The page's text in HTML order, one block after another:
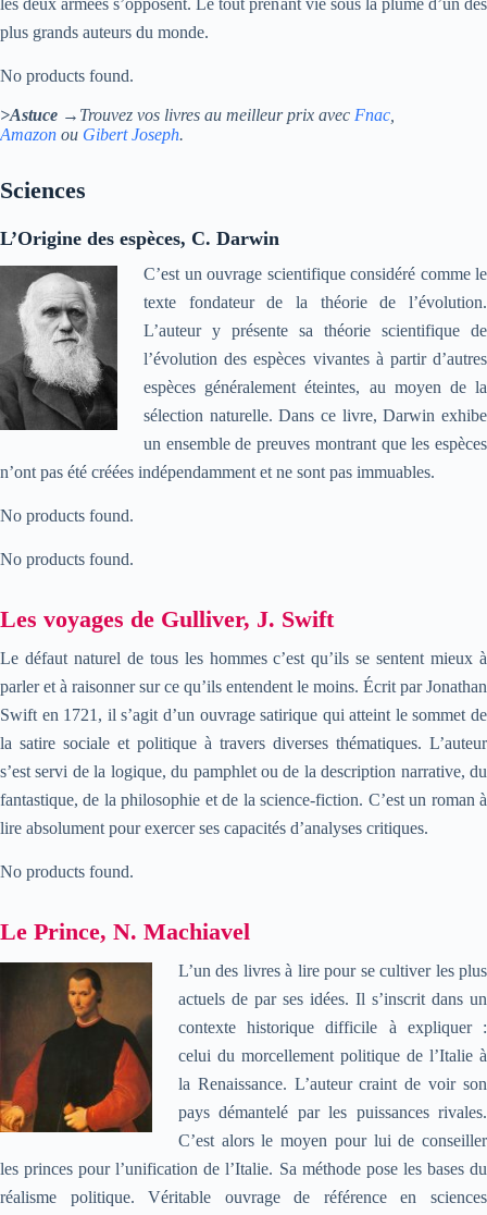
les deux armées s’opposent. Le tout prenant vie sous la plume d’un des
plus grands auteurs du monde.
No products found.
>Astuce →Trouvez vos livres au meilleur prix avec Fnac
Amazon ou Gibert Joseph.
Sciences
L’Origine des espèces, C. Darwin
C’est un ouvrage scientifique considéré comme le
texte fondateur de la théorie de l’évolution.
L’auteur y présente sa théorie scientifique de
l’évolution des espèces vivantes à partir d’autres
espèces généralement éteintes, au moyen de la
sélection naturelle. Dans ce livre, Darwin exhibe
un ensemble de preuves montrant que les espèces
n’ont pas été créées indépendamment et ne sont pas immuables.
No products found.
No products found.
Les voyages de Gulliver, J. Swift
Le défaut naturel de tous les hommes c’est qu’ils se sentent mieux à
parler et à raisonner sur ce qu’ils entendent le moins. Écrit par Jonathan
Swift en 1721, il s’agit d’un ouvrage satirique qui atteint le sommet de
la satire sociale et politique à travers diverses thématiques. L’auteur
s’est servi de la logique, du pamphlet ou de la description narrative, du
fantastique, de la philosophie et de la science-fiction. C’est un roman à
lire absolument pour exercer ses capacités d’analyses critiques.
No products found.
Le Prince, N. Machiavel
L’un des livres à lire pour se cultiver les plus
actuels de par ses idées. Il s’inscrit dans un
contexte historique difficile à expliquer :
celui du morcellement politique de l’Italie à
la Renaissance. L’auteur craint de voir son
pays démantelé par les puissances rivales.
C’est alors le moyen pour lui de conseiller
les princes pour l’unification de l’Italie. Sa méthode pose les bases du
réalisme politique. Véritable ouvrage de référence en sciences